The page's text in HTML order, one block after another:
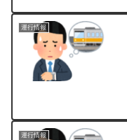
運行情報
運行情報